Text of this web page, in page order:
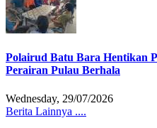
Polairud Batu Bara Hentikan
Perairan Pulau Berhala
Wednesday, 29/07/2026
Berita Lainnya ....